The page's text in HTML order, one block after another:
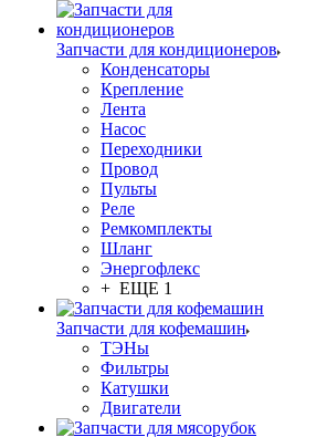
Запчасти для кондиционеров
Конденсаторы
Крепление
Лента
Насос
Переходники
Провод
Пульты
Реле
Ремкомплекты
Шланг
Энергофлекс
+ ЕЩЕ 1
Запчасти для кофемашин
ТЭНы
Фильтры
Катушки
Двигатели